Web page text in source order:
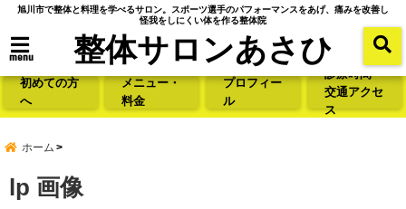
旭川市で整体と料理を学べるサロン。スポーツ選手のパフォーマンスをあげ、痛みを改善し
怪我をしにくい体を作る整体院
menu 整体サロンあさひ
初めての方
へ
メニュー・
料金
プロフィー
ル
診療時間・
交通アクセ
ス
ホーム
lp 画像